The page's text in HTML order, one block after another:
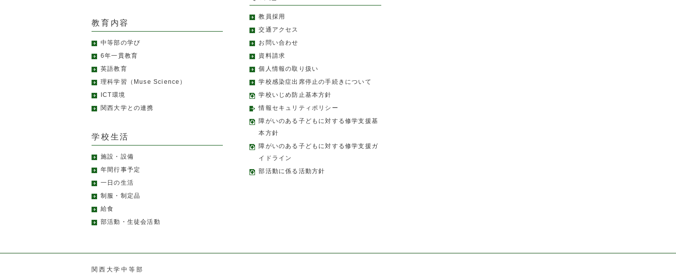
教育内容
中等部の学び
6年一貫教育
英語教育
理科学習（Muse Science）
ICT環境
関西大学との連携
学校生活
施設・設備
年間行事予定
一日の生活
制服・制定品
給食
部活動・生徒会活動
教員採用
交通アクセス
お問い合わせ
資料請求
個人情報の取り扱い
学校感染症出席停止の手続きについて
学校いじめ防止基本方針
情報セキュリティポリシー
障がいのある子どもに対する修学支援基
本方針
障がいのある子どもに対する修学支援ガ
イドライン
部活動に係る活動方針
関西大学中等部